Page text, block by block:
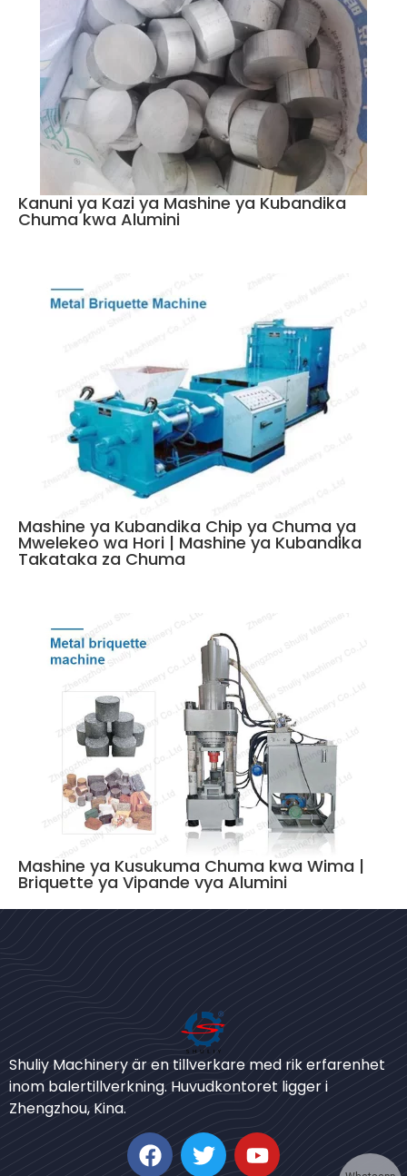
Kanuni ya Kazi ya Mashine ya Kubandika
Chuma kwa Alumini
Mashine ya Kubandika Chip ya Chuma ya
Mwelekeo wa Hori | Mashine ya Kubandika
Takataka za Chuma
Mashine ya Kusukuma Chuma kwa Wima |
Briquette ya Vipande vya Alumini
Shuliy Machinery är en tillverkare med rik erfarenhet
inom balertillverkning. Huvudkontoret ligger i
Zhengzhou, Kina.
German
Korean
Urdu